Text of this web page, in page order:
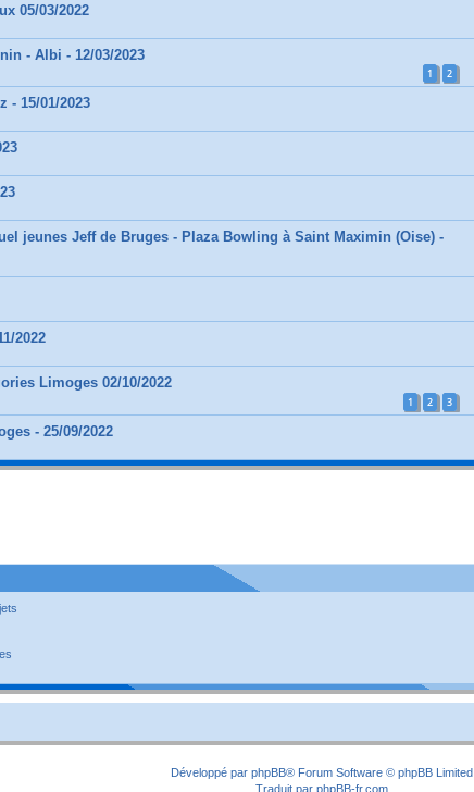
05/03/2022
- Albi - 12/03/2023
1 2
- 15/01/2023
jeunes Jeff de Bruges - Plaza Bowling à Saint Maximin (Oise) -
2022
Limoges 02/10/2022
1 2 3
- 25/09/2022
Développé par phpBB® Forum Software © phpBB Limited
Traduit par phpBB-fr.com